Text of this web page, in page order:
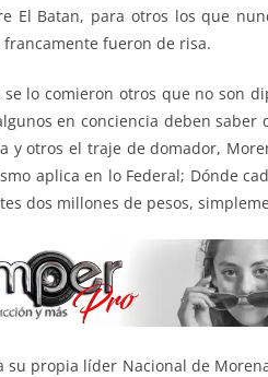
El Batan, para otros los que
fueron de risa.
se lo comieron otros que no son
en conciencia deben
y otros el traje de domador,
aplica en lo Federal; Dónde
dos millones de pesos,
su propia líder Nacional de